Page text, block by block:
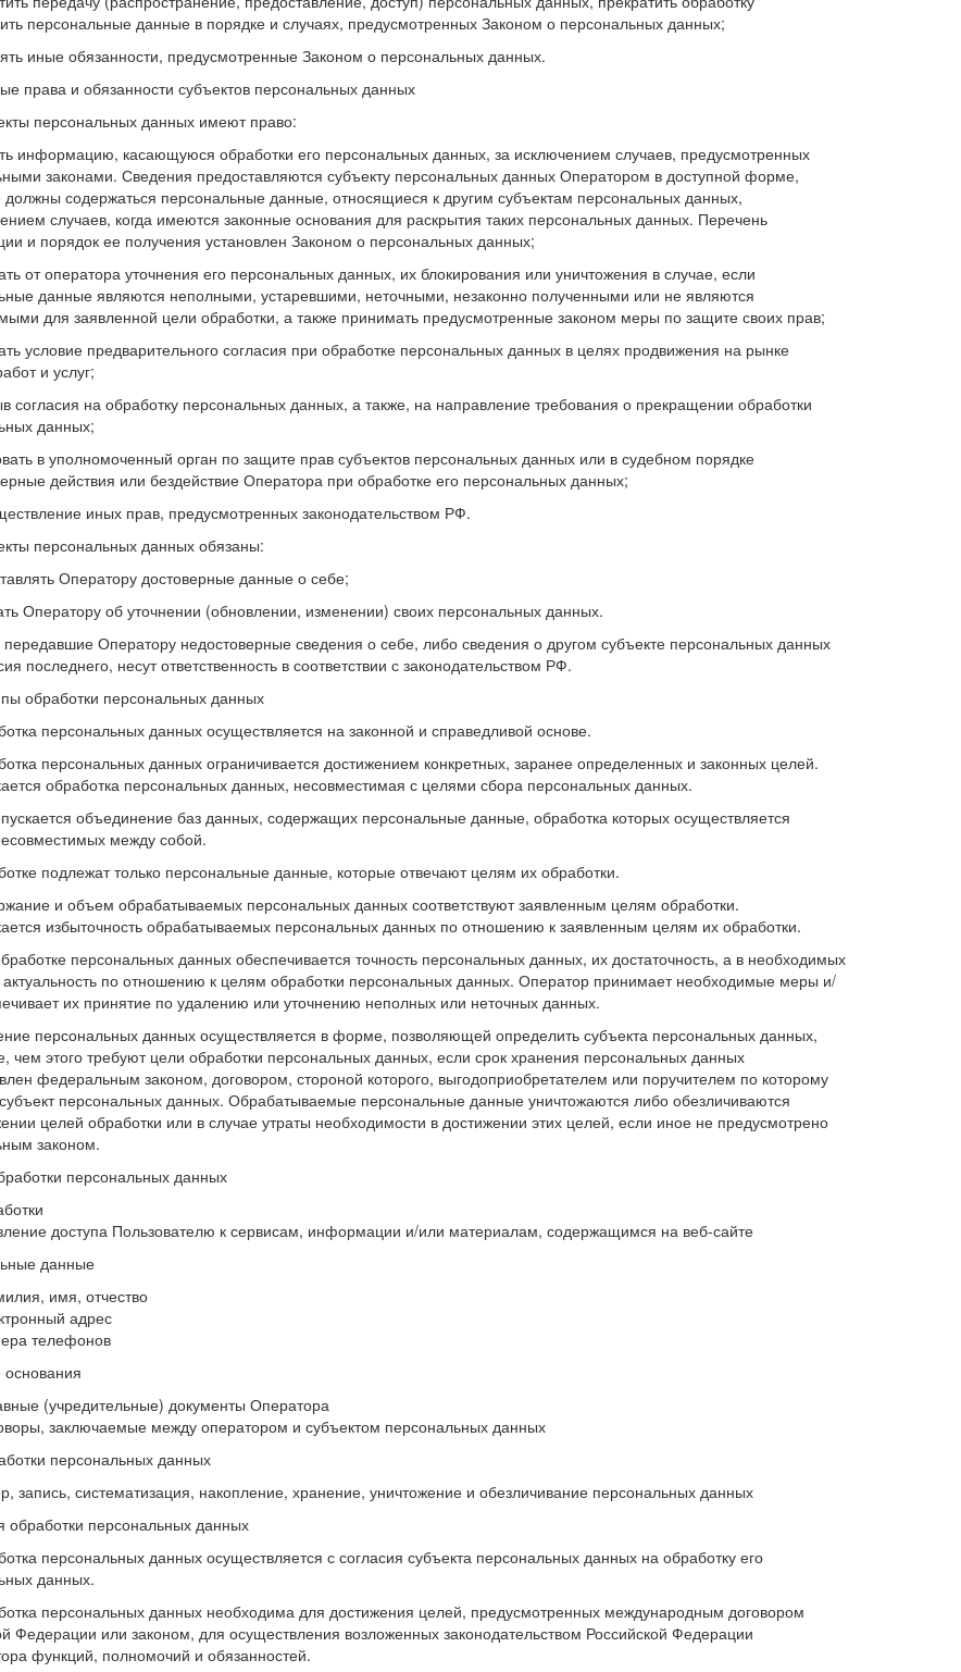
персональные данные в порядке и случаях, предусмотренных Законом о персональных данных;
иные обязанности, предусмотренные Законом о персональных данных.
права и обязанности субъектов персональных данных
персональных данных имеют право:
информацию, касающуюся обработки его персональных данных, за исключением случаев, предусмотренных
законами. Сведения предоставляются субъекту персональных данных Оператором в доступной форме,
должны содержаться персональные данные, относящиеся к другим субъектам персональных данных,
случаев, когда имеются законные основания для раскрытия таких персональных данных. Перечень
и порядок ее получения установлен Законом о персональных данных;
от оператора уточнения его персональных данных, их блокирования или уничтожения в случае, если
данные являются неполными, устаревшими, неточными, незаконно полученными или не являются
для заявленной цели обработки, а также принимать предусмотренные законом меры по защите своих прав;
условие предварительного согласия при обработке персональных данных в целях продвижения на рынке
и услуг;
согласия на обработку персональных данных, а также, на направление требования о прекращении обработки
данных;
в уполномоченный орган по защите прав субъектов персональных данных или в судебном порядке
действия или бездействие Оператора при обработке его персональных данных;
иных прав, предусмотренных законодательством РФ.
персональных данных обязаны:
Оператору достоверные данные о себе;
Оператору об уточнении (обновлении, изменении) своих персональных данных.
Оператору недостоверные сведения о себе, либо сведения о другом субъекте персональных данных
последнего, несут ответственность в соответствии с законодательством РФ.
обработки персональных данных
персональных данных осуществляется на законной и справедливой основе.
персональных данных ограничивается достижением конкретных, заранее определенных и законных целей.
обработка персональных данных, несовместимая с целями сбора персональных данных.
объединение баз данных, содержащих персональные данные, обработка которых осуществляется
между собой.
подлежат только персональные данные, которые отвечают целям их обработки.
и объем обрабатываемых персональных данных соответствуют заявленным целям обработки.
избыточность обрабатываемых персональных данных по отношению к заявленным целям их обработки.
персональных данных обеспечивается точность персональных данных, их достаточность, а в необходимых
актуальность по отношению к целям обработки персональных данных. Оператор принимает необходимые меры и/
их принятие по удалению или уточнению неполных или неточных данных.
персональных данных осуществляется в форме, позволяющей определить субъекта персональных данных,
чем этого требуют цели обработки персональных данных, если срок хранения персональных данных
федеральным законом, договором, стороной которого, выгодоприобретателем или поручителем по которому
персональных данных. Обрабатываемые персональные данные уничтожаются либо обезличиваются
целей обработки или в случае утраты необходимости в достижении этих целей, если иное не предусмотрено
законом.
персональных данных
доступа Пользователю к сервисам, информации и/или материалам, содержащимся на веб-сайте
данные
имя, отчество
адрес
телефонов
(учредительные) документы Оператора
заключаемые между оператором и субъектом персональных данных
персональных данных
запись, систематизация, накопление, хранение, уничтожение и обезличивание персональных данных
обработки персональных данных
персональных данных осуществляется с согласия субъекта персональных данных на обработку его
данных.
персональных данных необходима для достижения целей, предусмотренных международным договором
Федерации или законом, для осуществления возложенных законодательством Российской Федерации
функций, полномочий и обязанностей.